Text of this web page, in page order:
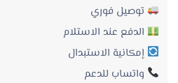
توصيل فوري
الدفع عند الاستلام
إمكانية الاستبدال
واتساب للدعم